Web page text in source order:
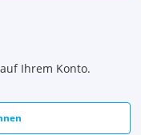
Ihrem Konto.